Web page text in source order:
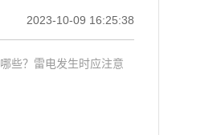
2023-10-09 16:25:38
些？雷电发生时应注意